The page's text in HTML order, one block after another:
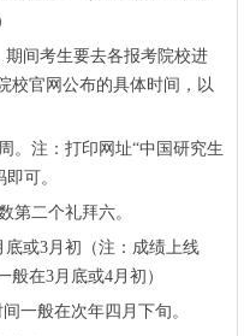
间考生要去各报考院校进
校官网公布的具体时间，以
。注：打印网址“中国研究生
可。
第二个礼拜六。
或3月初（注：成绩上线
在3月底或4月初）
一般在次年四月下旬。